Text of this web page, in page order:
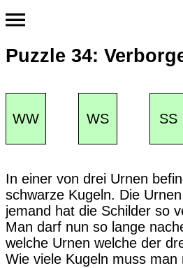
Puzzle 34:
WW WS SS
In einer von drei Urnen
schwarze Kugeln. Die
jemand hat die Schilder so
Man darf nun so lange
welche Urnen welche der
Wie viele Kugeln muss